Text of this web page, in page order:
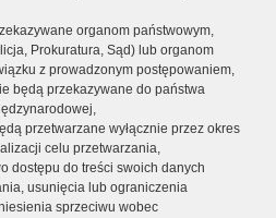
organom państwowym,
Prokuratura, Sąd) lub organom
z prowadzonym postępowaniem,
będą przekazywane do państwa
przetwarzane wyłącznie przez okres
celu przetwarzania,
dostępu do treści swoich danych
usunięcia lub ograniczenia
sprzeciwu wobec